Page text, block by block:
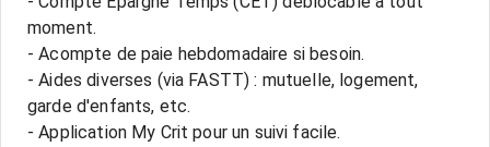
moment.
- Acompte de paie hebdomadaire si besoin.
- Aides diverses (via FASTT) : mutuelle, logement,
garde d'enfants, etc.
- Application My Crit pour un suivi facile.